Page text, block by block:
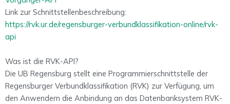
Link zur Schnittstellenbeschreibung:
https://rvk.ur.de/regensburger-verbundklassifikation-online/rvk-
api
Was ist die RVK-API?
Die UB Regensburg stellt eine Programmierschnittstelle der
Regensburger Verbundklassifikation (RVK) zur Verfügung, um
den Anwendern die Anbindung an das Datenbanksystem RVK-